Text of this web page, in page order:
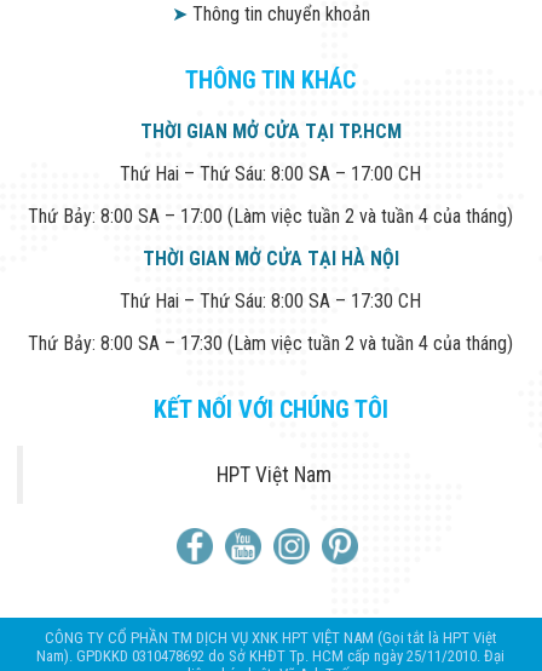
➤Thông tin chuyển khoản
THÔNG TIN KHÁC
THỜI GIAN MỞ CỬA TẠI TP.HCM
Thứ Hai – Thứ Sáu: 8:00 SA – 17:00 CH
Thứ Bảy: 8:00 SA – 17:00 (Làm việc tuần 2 và tuần 4 của tháng)
THỜI GIAN MỞ CỬA TẠI HÀ NỘI
Thứ Hai – Thứ Sáu: 8:00 SA – 17:30 CH
Thứ Bảy: 8:00 SA – 17:30 (Làm việc tuần 2 và tuần 4 của tháng)
KẾT NỐI VỚI CHÚNG TÔI
HPT Việt Nam
CÔNG TY CỔ PHẦN TM DỊCH VỤ XNK HPT VIỆT NAM (Gọi tắt là HPT Việt
Nam). GPDKKD 0310478692 do Sở KHĐT Tp. HCM cấp ngày 25/11/2010. Đại